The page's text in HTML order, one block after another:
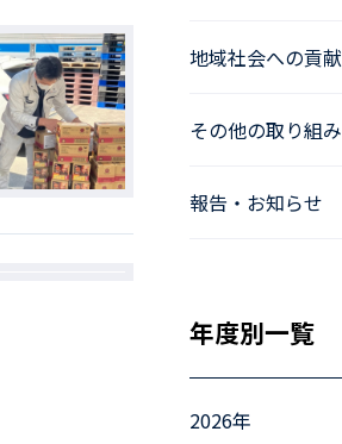
地域社会への貢献
その他の取り組み
報告・お知らせ
年度別一覧
2026年